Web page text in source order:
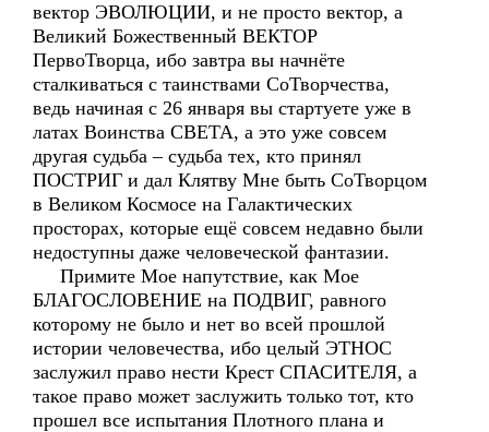
вектор ЭВОЛЮЦИИ, и не просто вектор, а
Великий Божественный ВЕКТОР
ПервоТворца, ибо завтра вы начнёте
сталкиваться с таинствами СоТворчества,
ведь начиная с 26 января вы стартуете уже в
латах Воинства СВЕТА, а это уже совсем
другая судьба – судьба тех, кто принял
ПОСТРИГ и дал Клятву Мне быть СоТворцом
в Великом Космосе на Галактических
просторах, которые ещё совсем недавно были
недоступны даже человеческой фантазии.
Примите Мое напутствие, как Мое
БЛАГОСЛОВЕНИЕ на ПОДВИГ, равного
которому не было и нет во всей прошлой
истории человечества, ибо целый ЭТНОС
заслужил право нести Крест СПАСИТЕЛЯ, а
такое право может заслужить только тот, кто
прошел все испытания Плотного плана и